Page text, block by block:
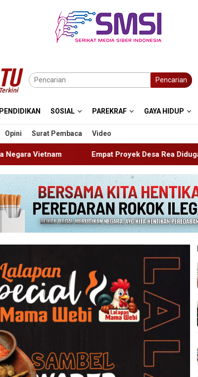
Pencarian
PENDIDIKAN SOSIAL PAREKRAF GAYA HIDUP
Opini Surat Pembaca Video
Empat Proyek Desa Rea Diduga Belum Terealisasi